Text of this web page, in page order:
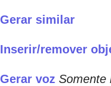
Gerar similar
Inserir/remover
Gerar voz Somente